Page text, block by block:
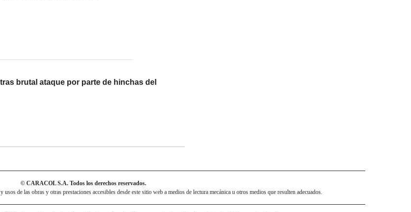
brutal ataque por parte de hinchas del
© CARACOL S.A. Todos los derechos reservados.
de las obras y otras prestaciones accesibles desde este sitio web a medios de lectura mecánica u otros medios que resulten adecuados.